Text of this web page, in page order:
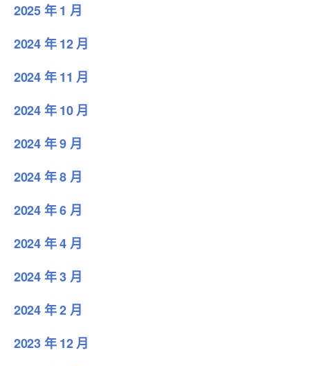
2025 年 1 月
2024 年 12 月
2024 年 11 月
2024 年 10 月
2024 年 9 月
2024 年 8 月
2024 年 6 月
2024 年 4 月
2024 年 3 月
2024 年 2 月
2023 年 12 月